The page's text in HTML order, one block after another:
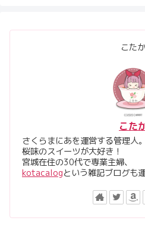
こたか
こた
さくらまにあを運営する管理人。
桜味のスイーツが大好き！
宮城在住の30代で専業主婦、
kotacalogという雑記ブログも運